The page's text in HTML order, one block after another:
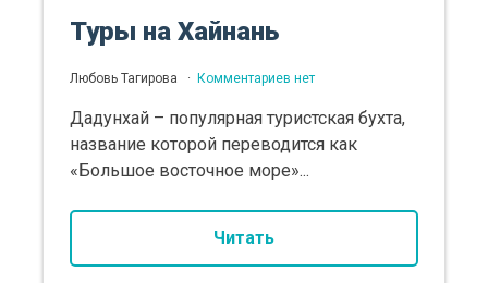
Туры на Хайнань
Любовь Тагирова Комментариев нет
Дадунхай – популярная туристская бухта,
название которой переводится как
«Большое восточное море»...
Читать